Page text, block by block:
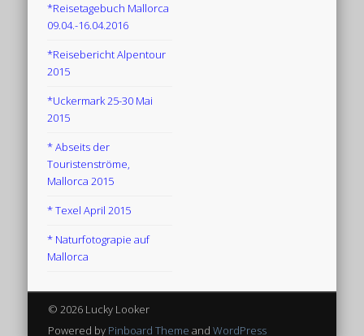
*Reisetagebuch Mallorca
09.04.-16.04.2016
*Reisebericht Alpentour
2015
*Uckermark 25-30 Mai
2015
* Abseits der
Touristenströme,
Mallorca 2015
* Texel April 2015
* Naturfotograpie auf
Mallorca
© 2026 Lucky Looker
Powered by Pinboard Theme and WordPress